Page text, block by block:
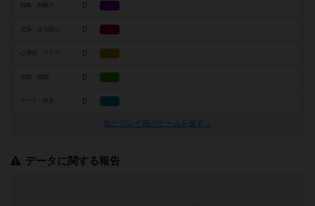
戦略・判断力 0
0
0
0
アート・外見 0
似たプレイ感のゲームを探す→
データに関する報告